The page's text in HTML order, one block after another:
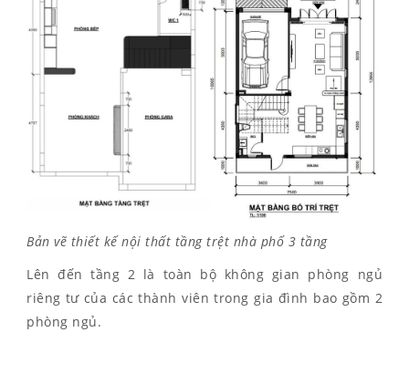
Bản vẽ thiết kế nội thất tầng trệt nhà phố 3 tầng
Lên đến tầng 2 là toàn bộ không gian phòng ngủ
riêng tư của các thành viên trong gia đình bao gồm 2
phòng ngủ.